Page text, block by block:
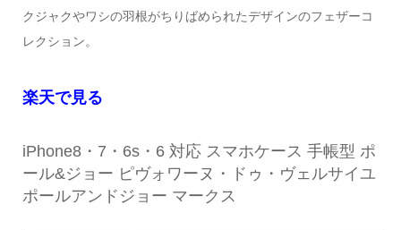
クジャクやワシの羽根がちりばめられたデザインのフェザーコ
レクション。
楽天で見る
iPhone8・7・6s・6 対応 スマホケース 手帳型 ポ
ール&ジョー ピヴォワーヌ・ドゥ・ヴェルサイユ
ポールアンドジョー マークス